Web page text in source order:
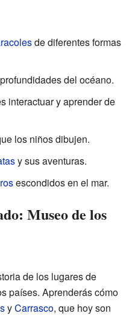
de diferentes formas
del océano.
interactuar y aprender de
los niños dibujen.
y sus aventuras.
escondidos en el mar.
Museo de los
de los lugares de
países. Aprenderás cómo
yCarrasco, que hoy son